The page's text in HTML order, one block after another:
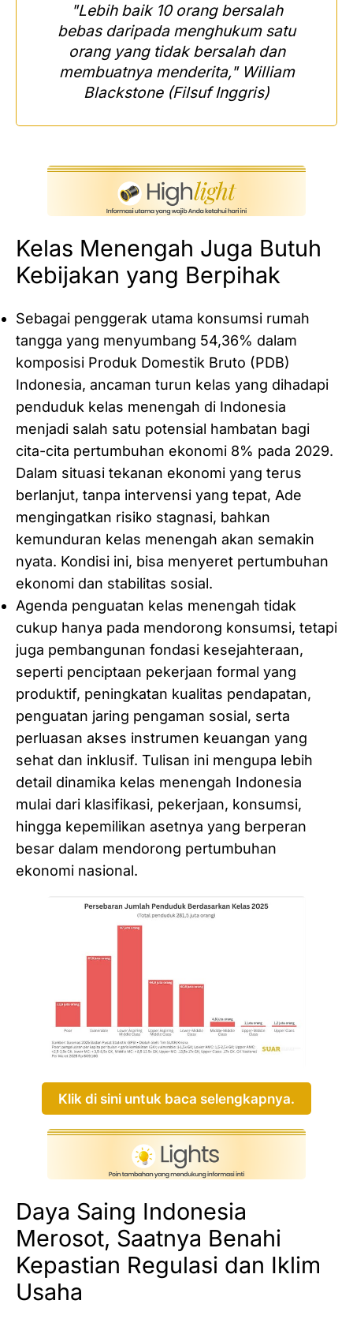
"Lebih baik 10 orang bersalah
bebas daripada menghukum satu
orang yang tidak bersalah dan
membuatnya menderita," William
Blackstone (Filsuf Inggris)
Kelas Menengah Juga Butuh
Kebijakan yang Berpihak
Sebagai penggerak utama konsumsi rumah
tangga yang menyumbang 54,36% dalam
komposisi Produk Domestik Bruto (PDB)
Indonesia, ancaman turun kelas yang dihadapi
penduduk kelas menengah di Indonesia
menjadi salah satu potensial hambatan bagi
cita-cita pertumbuhan ekonomi 8% pada 2029.
Dalam situasi tekanan ekonomi yang terus
berlanjut, tanpa intervensi yang tepat, Ade
mengingatkan risiko stagnasi, bahkan
kemunduran kelas menengah akan semakin
nyata. Kondisi ini, bisa menyeret pertumbuhan
ekonomi dan stabilitas sosial.
Agenda penguatan kelas menengah tidak
cukup hanya pada mendorong konsumsi, tetapi
juga pembangunan fondasi kesejahteraan,
seperti penciptaan pekerjaan formal yang
produktif, peningkatan kualitas pendapatan,
penguatan jaring pengaman sosial, serta
perluasan akses instrumen keuangan yang
sehat dan inklusif. Tulisan ini mengupa lebih
detail dinamika kelas menengah Indonesia
mulai dari klasifikasi, pekerjaan, konsumsi,
hingga kepemilikan asetnya yang berperan
besar dalam mendorong pertumbuhan
ekonomi nasional.
Klik di sini untuk baca selengkapnya.
Daya Saing Indonesia
Merosot, Saatnya Benahi
Kepastian Regulasi dan Iklim
Usaha